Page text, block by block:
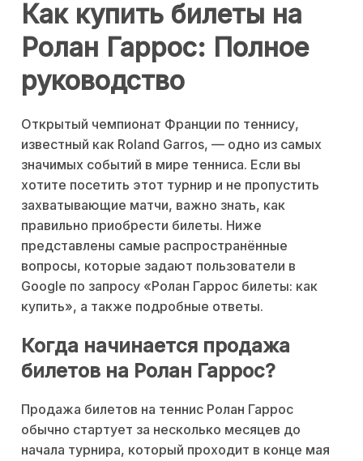
Как купить билеты на
Ролан Гаррос: Полное
руководство
Открытый чемпионат Франции по теннису,
известный как Roland Garros, — одно из самых
значимых событий в мире тенниса. Если вы
хотите посетить этот турнир и не пропустить
захватывающие матчи, важно знать, как
правильно приобрести билеты. Ниже
представлены самые распространённые
вопросы, которые задают пользователи в
Google по запросу «Ролан Гаррос билеты: как
купить», а также подробные ответы.
Когда начинается продажа
билетов на Ролан Гаррос?
Продажа билетов на теннис Ролан Гаррос
обычно стартует за несколько месяцев до
начала турнира, который проходит в конце мая